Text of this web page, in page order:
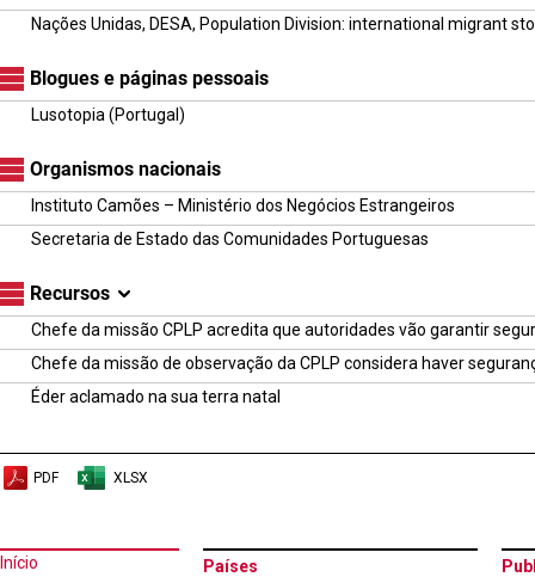
Nações Unidas, DESA, Population Division: international migrant
Blogues e páginas pessoais
Lusotopia (Portugal)
Organismos nacionais
Instituto Camões – Ministério dos Negócios Estrangeiros
Secretaria de Estado das Comunidades Portuguesas
Recursos
Chefe da missão CPLP acredita que autoridades vão garantir
Chefe da missão de observação da CPLP considera haver
Éder aclamado na sua terra natal
PDF XLSX
Início
Países